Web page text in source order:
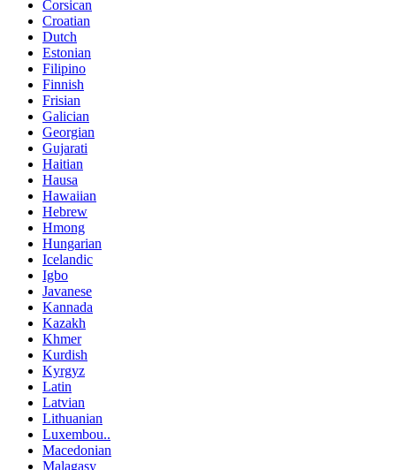
Corsican
Croatian
Dutch
Estonian
Filipino
Finnish
Frisian
Galician
Georgian
Gujarati
Haitian
Hausa
Hawaiian
Hebrew
Hmong
Hungarian
Icelandic
Igbo
Javanese
Kannada
Kazakh
Khmer
Kurdish
Kyrgyz
Latin
Latvian
Lithuanian
Luxembou..
Macedonian
Malagasy